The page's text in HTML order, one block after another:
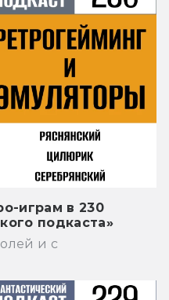
играм в 230
подкаста»
и с